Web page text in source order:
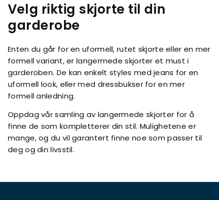
Velg riktig skjorte til din
garderobe
Enten du går for en uformell, rutet skjorte eller en mer
formell variant, er langermede skjorter et must i
garderoben. De kan enkelt styles med jeans for en
uformell look, eller med dressbukser for en mer
formell anledning.
Oppdag vår samling av langermede skjorter for å
finne de som kompletterer din stil. Mulighetene er
mange, og du vil garantert finne noe som passer til
deg og din livsstil.